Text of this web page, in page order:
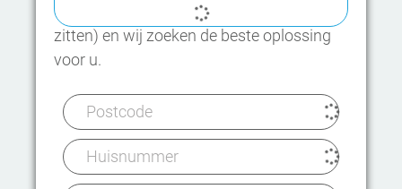
Of, vertel ons waar uw bedrijf zit (of gaat
zitten) en wij zoeken de beste oplossing
voor u.